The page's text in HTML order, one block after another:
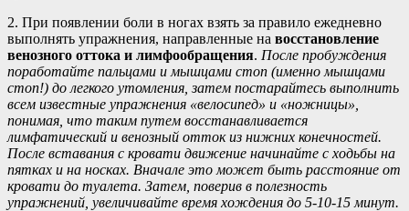
2. При появлении боли в ногах взять за правило ежедневно
выполнять упражнения, направленные на восстановление
венозного оттока и лимфообращения. После пробуждения
поработайте пальцами и мышцами стоп (именно мышцами
стоп!) до легкого утомления, затем постарайтесь выполнить
всем известные упражнения «велосипед» и «ножницы»,
понимая, что таким путем восстанавливается
лимфатический и венозный отток из нижних конечностей.
После вставания с кровати движение начинайте с ходьбы на
пятках и на носках. Вначале это может быть расстояние от
кровати до туалета. Затем, поверив в полезность
упражнений, увеличивайте время хождения до 5-10-15 минут.